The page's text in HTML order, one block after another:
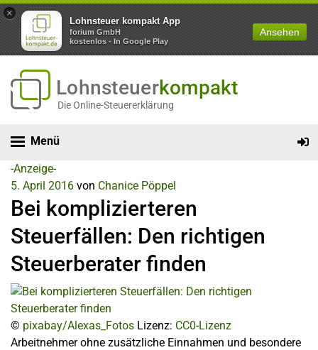
×
Lohnsteuer kompakt App
forium GmbH
kostenlos - In Google Play
Ansehen
Lohnsteuerkompakt
Die Online-Steuererklärung
Menü
-Anzeige-
5. April 2016 von Chanice Pöppel
Bei komplizierteren
Steuerfällen: Den richtigen
Steuerberater finden
© pixabay/Alexas_Fotos Lizenz: CC0-Lizenz
Arbeitnehmer ohne zusätzliche Einnahmen und besondere